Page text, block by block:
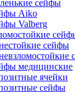
сейфы
Aiko
Valberg
сейфы
медицинские
ячейки
сейфы